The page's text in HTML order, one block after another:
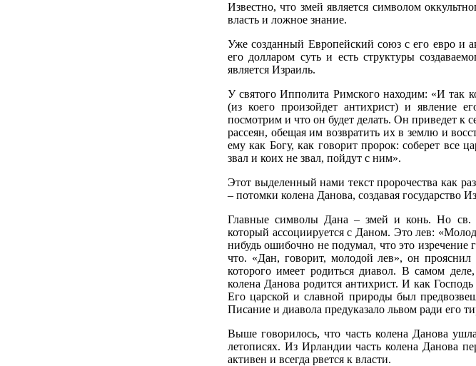
Известно, что змей является символом
власть и ложное знание.
Уже созданный Европейский союз с его евро и
его долларом суть и есть структуры
является Израиль.
У святого Ипполита Римского находим: «И так
(из коего произойдет антихрист) и явление
посмотрим и что он будет делать. Он приведет к
рассеян, обещая им возвратить их в землю и
ему как Богу, как говорит пророк: соберет все
звал и коих не звал, пойдут с ним».
Этот выделенный нами текст пророчества как
– потомки колена Данова, создавая государство
Главные символы Дана – змей и конь. Но
который ассоциируется с Даном. Это лев:
нибудь ошибочно не подумал, что это изречение
что. «Дан, говорит, молодой лев», он
которого имеет родиться диавол. В самом
колена Данова родится антихрист. И как
Его царской и славной природы был
Писание и диавола предуказало львом ради его
Выше говорилось, что часть колена Данова
летописях. Из Ирландии часть колена Данова
активен и всегда рвется к власти.